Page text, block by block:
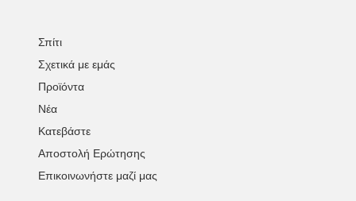
Σπίτι
Σχετικά με εμάς
Προϊόντα
Νέα
Κατεβάστε
Αποστολή Ερώτησης
Επικοινωνήστε μαζί μας